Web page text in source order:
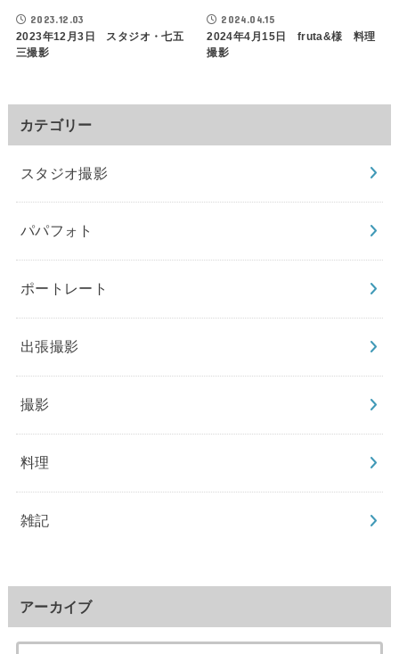
2023.12.03
2023年12月3日 スタジオ・七五
三撮影
2024.04.15
2024年4月15日 fruta&様 料理
撮影
カテゴリー
スタジオ撮影
パパフォト
ポートレート
出張撮影
撮影
料理
雑記
アーカイブ